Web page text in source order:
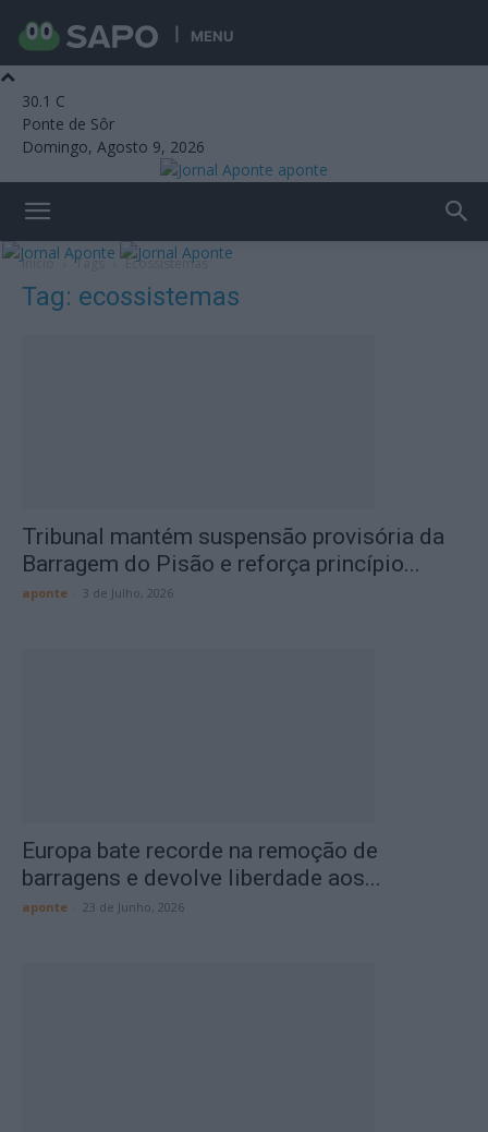
MENU
30.1 C
Ponte de Sôr
Domingo, Agosto 9, 2026
aponte
Início Tags Ecossistemas
Tag: ecossistemas
Tribunal mantém suspensão provisória da
Barragem do Pisão e reforça princípio...
aponte 3 de Julho, 2026
Europa bate recorde na remoção de
barragens e devolve liberdade aos...
aponte 23 de Junho, 2026